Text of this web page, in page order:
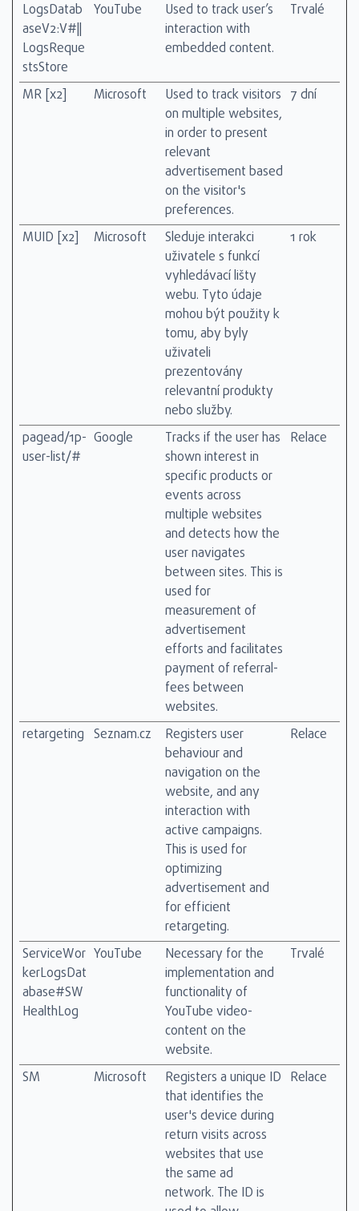
LogsDatab
aseV2:V#||
LogsReque
stsStore
YouTube
Used to track user’s
interaction with
embedded content.
Trvalé
MR [x2] Microsoft
Used to track visitors
on multiple websites,
in order to present
relevant
advertisement based
on the visitor's
preferences.
7 dní
MUID [x2] Microsoft
Sleduje interakci
uživatele s funkcí
vyhledávací lišty
webu. Tyto údaje
mohou být použity k
tomu, aby byly
uživateli
prezentovány
relevantní produkty
nebo služby.
1 rok
pagead/1p-
user-list/#
Google
Tracks if the user has
shown interest in
specific products or
events across
multiple websites
and detects how the
user navigates
between sites. This is
used for
measurement of
advertisement
efforts and facilitates
payment of referral-
fees between
websites.
Relace
retargeting Seznam.cz
Registers user
behaviour and
navigation on the
website, and any
interaction with
active campaigns.
This is used for
optimizing
advertisement and
for efficient
retargeting.
Relace
ServiceWor
kerLogsDat
abase#SW
HealthLog
YouTube
Necessary for the
implementation and
functionality of
YouTube video-
content on the
website.
Trvalé
SM Microsoft
Registers a unique ID
that identifies the
user's device during
return visits across
websites that use
the same ad
network. The ID is
Relace